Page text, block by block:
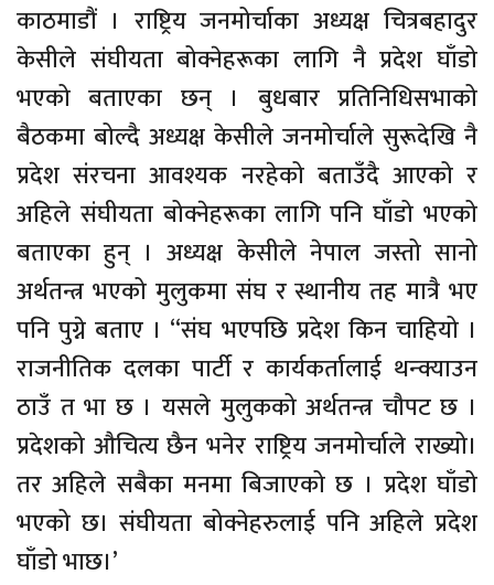
काठमाडौं । राष्ट्रिय जनमोर्चाका अध्यक्ष चित्रबहादुर
केसीले संघीयता बोक्नेहरूका लागि नै प्रदेश घाँडो
भएको बताएका छन् । बुधबार प्रतिनिधिसभाको
बैठकमा बोल्दै अध्यक्ष केसीले जनमोर्चाले सुरूदेखि नै
प्रदेश संरचना आवश्यक नरहेको बताउँदै आएको र
अहिले संघीयता बोक्नेहरूका लागि पनि घाँडो भएको
बताएका हुन् । अध्यक्ष केसीले नेपाल जस्तो सानो
अर्थतन्त्र भएको मुलुकमा संघ र स्थानीय तह मात्रै भए
पनि पुग्ने बताए । “संघ भएपछि प्रदेश किन चाहियो ।
राजनीतिक दलका पार्टी र कार्यकर्तालाई थन्क्याउन
ठाउँ त भा छ । यसले मुलुकको अर्थतन्त्र चौपट छ ।
प्रदेशको औचित्य छैन भनेर राष्ट्रिय जनमोर्चाले राख्यो।
तर अहिले सबैका मनमा बिजाएको छ । प्रदेश घाँडो
भएको छ। संघीयता बोक्नेहरुलाई पनि अहिले प्रदेश
घाँडो भाछ।’